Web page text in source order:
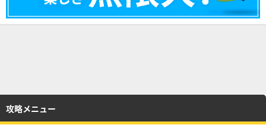
攻略メニュー